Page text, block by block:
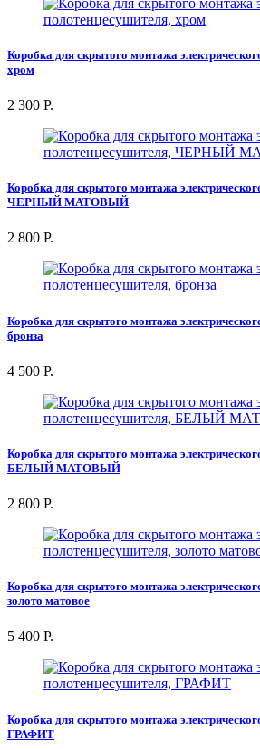
Коробка для скрытого монтажа
хром
2 300 Р.
Коробка для скрытого монтажа
ЧЕРНЫЙ МАТОВЫЙ
2 800 Р.
Коробка для скрытого монтажа
бронза
4 500 Р.
Коробка для скрытого монтажа
БЕЛЫЙ МАТОВЫЙ
2 800 Р.
Коробка для скрытого монтажа
золото матовое
5 400 Р.
Коробка для скрытого монтажа
ГРАФИТ